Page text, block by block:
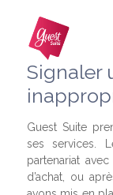
Signaler
Guest Suite
ses services.
partenariat
d’achat, ou